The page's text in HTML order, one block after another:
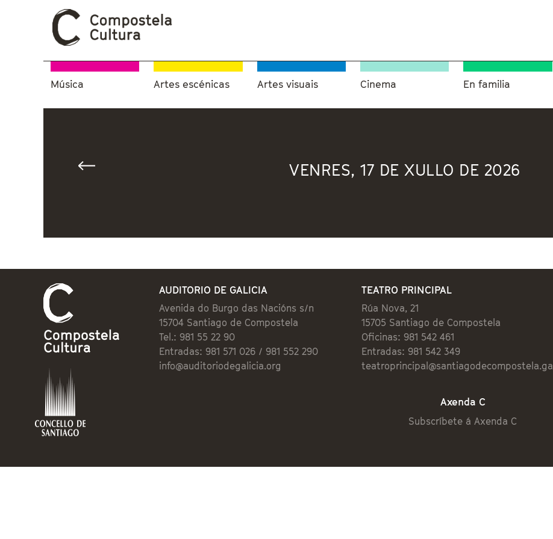
Música Artes escénicas Artes visuais Cinema En familia
VENRES, 17 DE XULLO DE 2026
AUDITORIO DE GALICIA
Avenida do Burgo das Nacións s/n
15704 Santiago de Compostela
Tel.: 981 55 22 90
Entradas: 981 571 026 / 981 552 290
info@auditoriodegalicia.org
TEATRO PRINCIPAL
Rúa Nova, 21
15705 Santiago de Compostela
Oficinas: 981 542 461
Entradas: 981 542 349
teatroprincipal@santiagodecompostela.gal
Axenda C
Subscríbete á Axenda C